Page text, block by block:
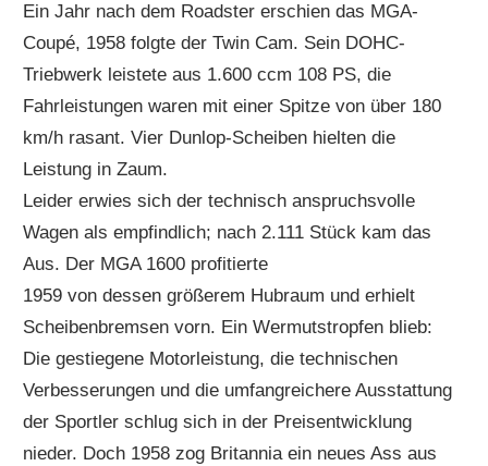
Ein Jahr nach dem Roadster erschien das MGA-
Coupé, 1958 folgte der Twin Cam. Sein DOHC-
Triebwerk leistete aus 1.600 ccm 108 PS, die
Fahrleistungen waren mit einer Spitze von über 180
km/h rasant. Vier Dunlop-Scheiben hielten die
Leistung in Zaum.
Leider erwies sich der technisch anspruchsvolle
Wagen als empfindlich; nach 2.111 Stück kam das
Aus. Der MGA 1600 profitierte
1959 von dessen größerem Hubraum und erhielt
Scheibenbremsen vorn. Ein Wermutstropfen blieb:
Die gestiegene Motorleistung, die technischen
Verbesserungen und die umfangreichere Ausstattung
der Sportler schlug sich in der Preisentwicklung
nieder. Doch 1958 zog Britannia ein neues Ass aus